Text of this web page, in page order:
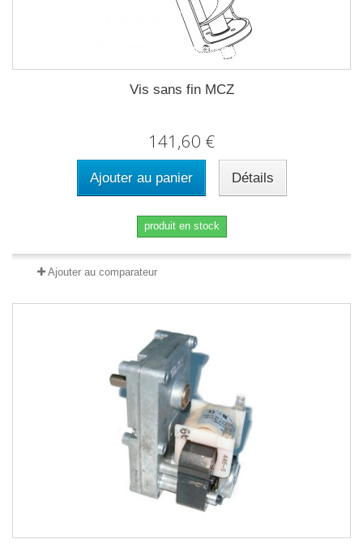
Vis sans fin MCZ
141,60 €
Ajouter au panier Détails
produit en stock
Ajouter au comparateur